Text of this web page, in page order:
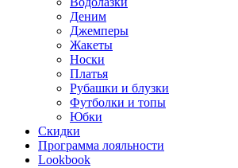
Деним
Джемперы
Жакеты
Носки
Платья
Рубашки и блузки
Футболки и топы
Юбки
Скидки
Программа лояльности
Lookbook